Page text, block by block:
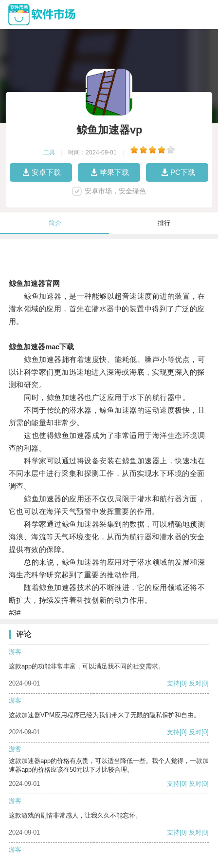
鲸鱼加速器vp
工具 时间：2024-09-01
安卓下载 苹果下载 PC下载
安卓市场，安全绿色
简介 排行
鲸鱼加速器官网
鲸鱼加速器，是一种能够以超音速速度前进的装置，在
潜水领域的应用，首先在潜水器中的装置中得到了广泛的应
用。
鲸鱼加速器mac下载
鲸鱼加速器拥有着速度快、能耗低、噪声小等优点，可
以让科学家们更加迅速地进入深海或海底，实现更深入的探
测和研究。
同时，鲸鱼加速器也广泛应用于水下的航行器中。
不同于传统的潜水器，鲸鱼加速器的运动速度极快，且
所需的能量却非常少。
这也使得鲸鱼加速器成为了非常适用于海洋生态环境调
查的利器。
科学家可以通过将设备安装在鲸鱼加速器上，快速地在
不同水层中进行采集和探测工作，从而实现水下环境的全面
调查。
鲸鱼加速器的应用还不仅仅局限于潜水和航行器方面，
它也可以在海洋天气预警中发挥重要的作用。
科学家通过鲸鱼加速器采集到的数据，可以精确地预测
海浪、海流等天气环境变化，从而为航行器和潜水器的安全
提供有效的保障。
总的来说，鲸鱼加速器的应用对于潜水领域的发展和深
海生态科学研究起到了重要的推动作用。
随着鲸鱼加速器技术的不断推进，它的应用领域还将不
断扩大，持续发挥着科技创新的动力作用。
#3#
评论
游客
这款app的功能非常丰富，可以满足我不同的社交需求。
2024-09-01 支持[0] 反对[0]
游客
这款加速器VPM应用程序已经为我们带来了无限的隐私保护和自由。
2024-09-01 支持[0] 反对[0]
游客
这款加速器app的价格有点贵，可以适当降低一些。我个人觉得，一款加
速器app的价格应该在50元以下才比较合理。
2024-09-01
支持[0] 反对[0]
游客
这款游戏的剧情非常感人，让我久久不能忘怀。
2024-09-01 支持[0] 反对[0]
游客